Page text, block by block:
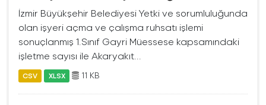
İzmir Büyükşehir Belediyesi Yetki ve sorumluluğunda
olan işyeri açma ve çalışma ruhsatı işlemi
sonuçlanmış 1.Sınıf Gayri Müessese kapsamındaki
işletme sayısı ile Akaryakıt...
CSV XLSX 11 KB